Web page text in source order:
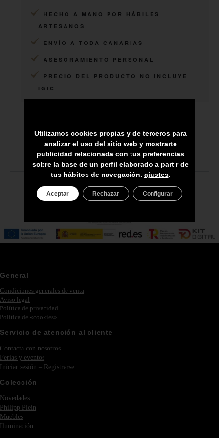
HECHO A MANO POR HÁBILES
ARTESANOS
ENVÍO A TODA CANARIAS
ASESORAMIENTO PERSONAL
PRECIO DEL PRODUCTO NO INCLUYE
IGIC
General
Condiciones generales de venta
Aviso legal
Política de privacidad
Política de «cookies»
Servicio de atención al cliente
Contacta con nosotros
Ferias y eventos
Iniciar sesión – Registrarse
Colección
Novedades
Philipp Plein
Muebles
Iluminación
Utilizamos cookies propias y de terceros para
analizar el uso del sitio web y mostrarte
publicidad relacionada con tus preferencias
sobre la base de un perfil elaborado a partir de
tus hábitos de navegación. ajustes.
Aceptar Rechazar Configurar